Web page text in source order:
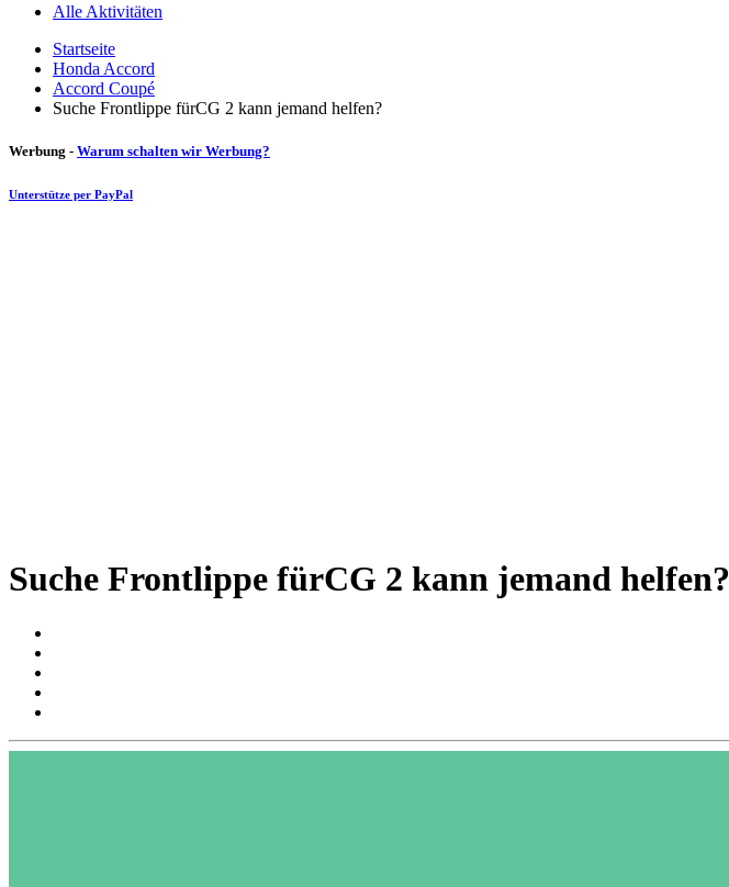
Alle Aktivitäten
Startseite
Honda Accord
Accord Coupé
Suche Frontlippe fürCG 2 kann jemand helfen?
Werbung - Warum schalten wir Werbung?
Unterstütze per PayPal
Suche Frontlippe fürCG 2 kann jemand helfen?